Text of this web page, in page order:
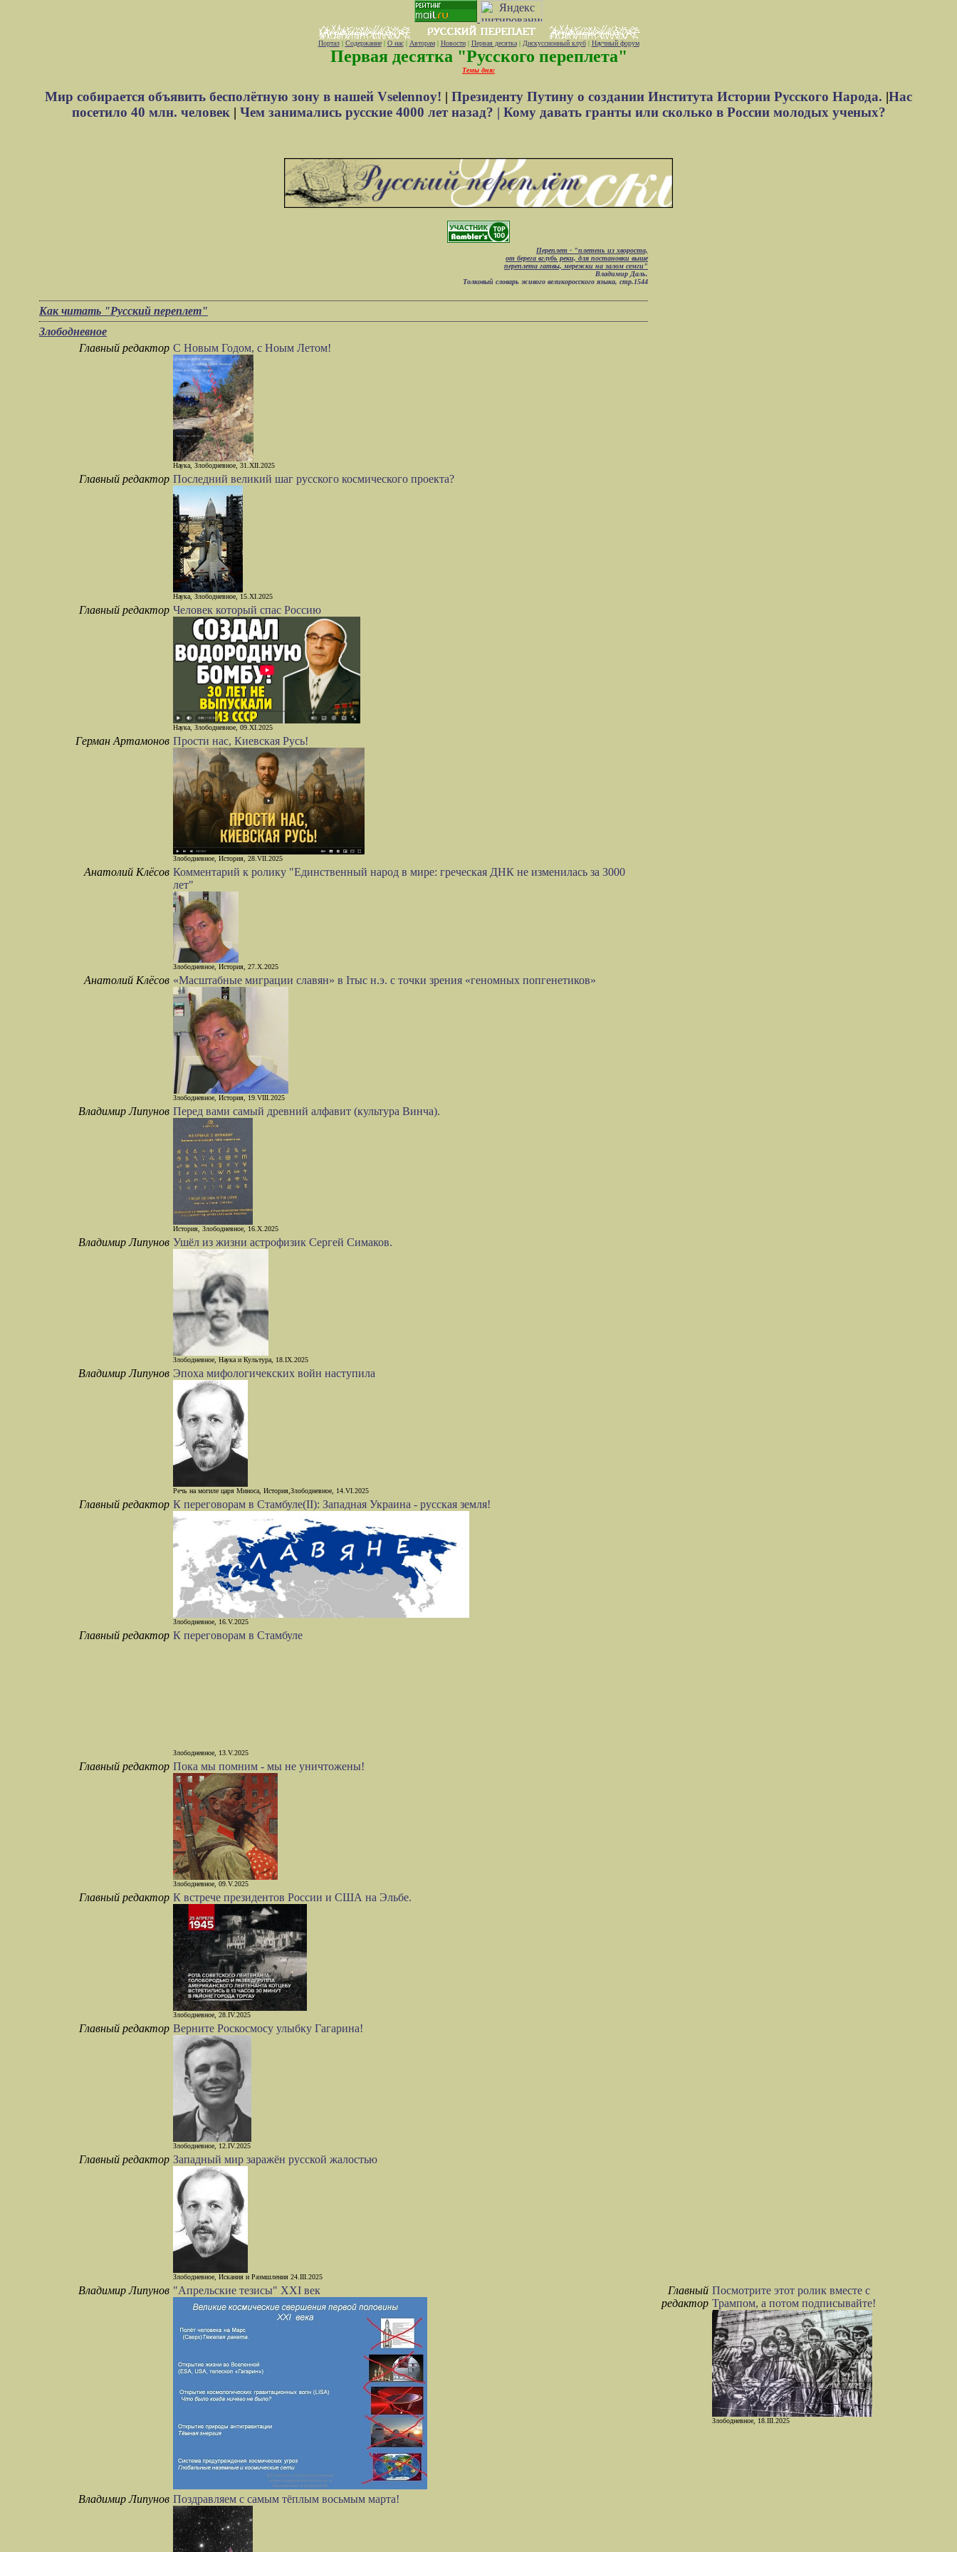
Портал| Содержание| О нас| Авторам| Новости| Первая десятка| Дискуссионный клуб| Научный форум
Первая десятка "Русского переплета"
Темы дня:
Мир собирается объявить бесполётную зону в нашей Vselennoy! | Президенту Путину о создании Института Истории Русского Народа. |Нас
посетило 40 млн. человек| Чем занимались русские 4000 лет назад? | Кому давать гранты или сколько в России молодых ученых?
Переплет - "плетень из хвороста,
от берега вглубь реки, для постановки выше
переплета гатвы, мережки на залом семги"
Владимир Даль.
Толковый словарь живого великоросского языка, стр.1544
Как читать "Русский переплет"
Злободневное
Главный редактор С Новым Годом, с Ноым Летом!
Наука, Злободневное, 31.XII.2025
Главный редактор Последний великий шаг русского космического проекта?
Наука, Злободневное, 15.XI.2025
Главный редактор Человек который спас Россию
Наука, Злободневное, 09.XI.2025
Герман Артамонов Прости нас, Киевская Русь!
Злободневное, История, 28.VII.2025
Анатолий Клёсов Комментарий к ролику "Единственный народ в мире: греческая ДНК не изменилась за 3000
лет"
Злободневное, История, 27.X.2025
Анатолий Клёсов «Масштабные миграции славян» в Iтыс н.э. с точки зрения «геномных попгенетиков»
Злободневное, История, 19.VIII.2025
Владимир Липунов Перед вами самый древний алфавит (культура Винча).
История, Злободневное, 16.X.2025
Владимир Липунов Ушёл из жизни астрофизик Сергей Симаков.
Злободневное, Наука и Культура, 18.IX.2025
Владимир Липунов Эпоха мифологичекских войн наступила
Речь на могиле царя Миноса, История,Злободневное, 14.VI.2025
Главный редактор К переговорам в Стамбуле(II): Западная Украина - русская земля!
Злободневное, 16.V.2025
Главный редактор К переговорам в Стамбуле
Злободневное, 13.V.2025
Главный редактор Пока мы помним - мы не уничтожены!
Злободневное, 09.V.2025
Главный редактор К встрече президентов России и США на Эльбе.
Злободневное, 28.IV.2025
Главный редактор Верните Роскоcмосу улыбку Гагарина!
Злободневное, 12.IV.2025
Главный редактор Западный мир заражён русской жалостью
Злободневное, Искания и Размшления 24.III.2025
Владимир Липунов "Апрельские тезисы" XXI век
Главный
редактор
Посмотрите этот ролик вместе с
Трампом, а потом подписывайте!
Злободневное, 18.III.2025
Владимир Липунов Поздравляем с самым тёплым восьмым марта!